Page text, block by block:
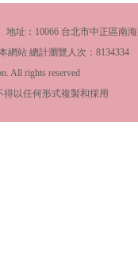
址：10066 台北市中正區南
網站 總計瀏覽人次： 8134334
All rights reserved
以任何形式複製和採用